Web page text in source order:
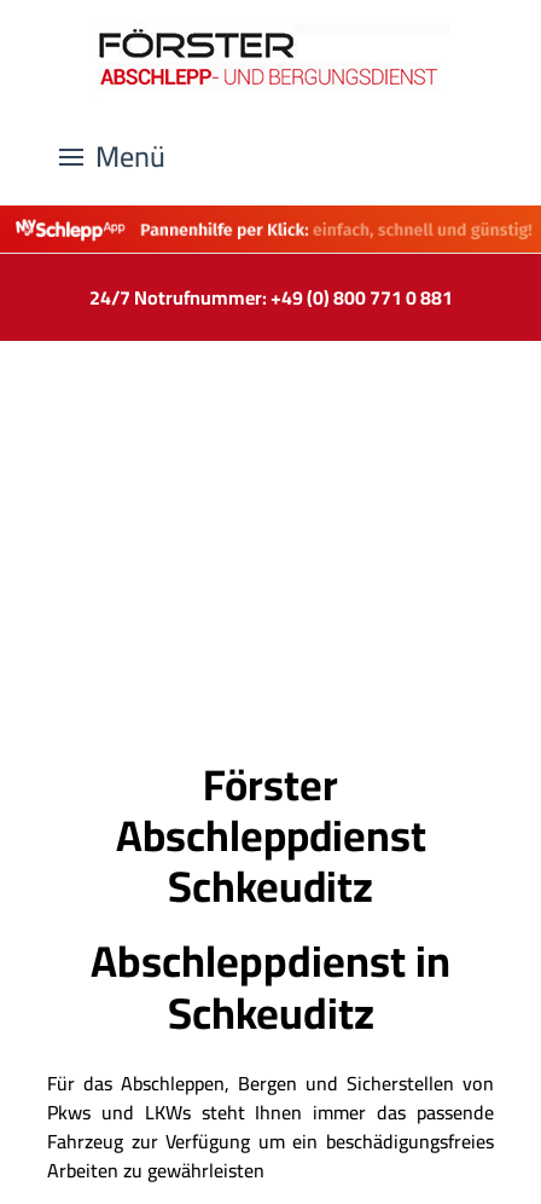
Menü
24/7 Notrufnummer: +49 (0) 800 771 0 881
Förster
Abschleppdienst
Schkeuditz
Abschleppdienst in
Schkeuditz
Für das Abschleppen, Bergen und Sicherstellen von
Pkws und LKWs steht Ihnen immer das passende
Fahrzeug zur Verfügung um ein beschädigungsfreies
Arbeiten zu gewährleisten